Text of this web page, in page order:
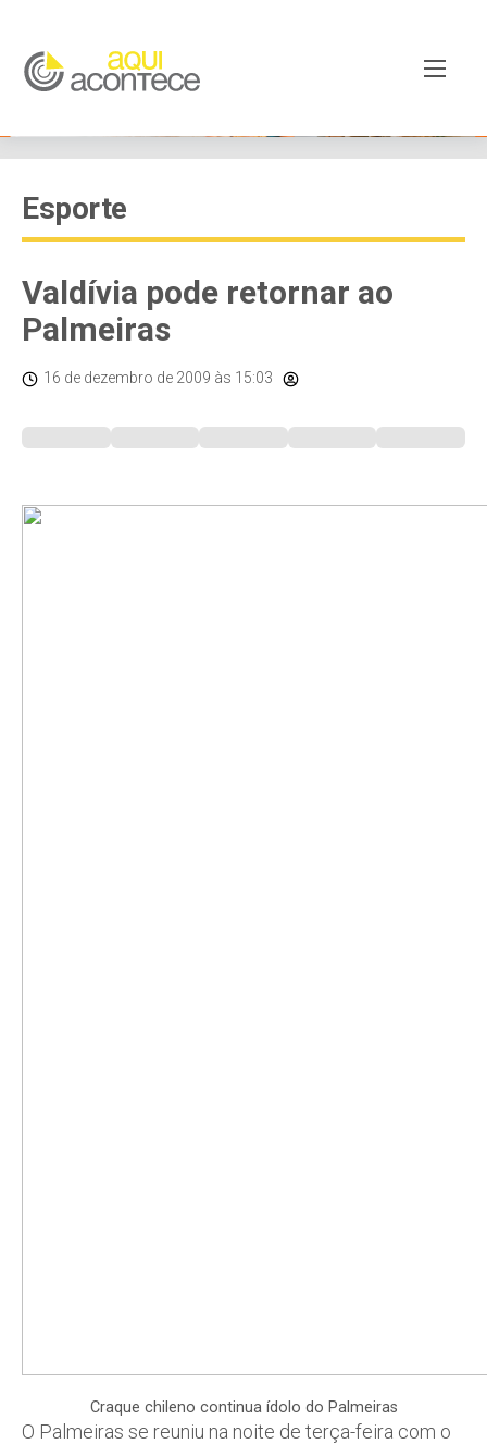
Esporte
Valdívia pode retornar ao
Palmeiras
16 de dezembro de 2009 às 15:03
Craque chileno continua ídolo do Palmeiras
O Palmeiras se reuniu na noite de terça-feira com o